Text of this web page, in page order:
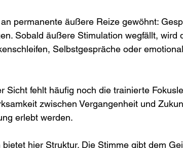
permanente äußere Reize gewöhnt:
Sobald äußere Stimulation wegfällt, wird
Selbstgespräche oder
Sicht fehlt häufig noch die trainierte
zwischen Vergangenheit und
erlebt werden.
hier Struktur. Die Stimme gibt dem